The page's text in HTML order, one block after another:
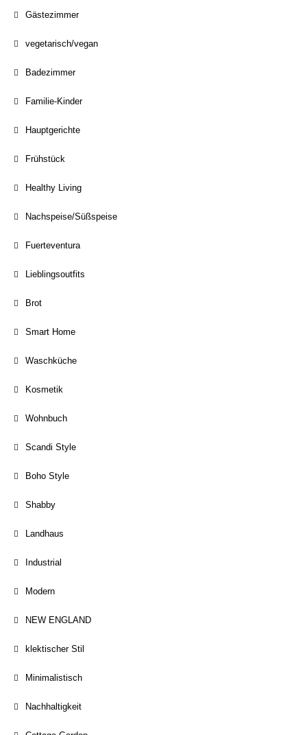
Gästezimmer
vegetarisch/vegan
Badezimmer
Familie-Kinder
Hauptgerichte
Frühstück
Healthy Living
Nachspeise/Süßspeise
Fuerteventura
Lieblingsoutfits
Brot
Smart Home
Waschküche
Kosmetik
Wohnbuch
Scandi Style
Boho Style
Shabby
Landhaus
Industrial
Modern
NEW ENGLAND
klektischer Stil
Minimalistisch
Nachhaltigkeit